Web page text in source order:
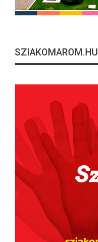
SZIAKOMAROM.HU